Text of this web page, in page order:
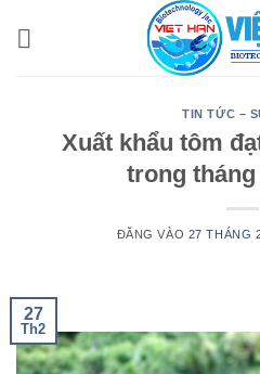
TIN TỨC –
Xuất khẩu tôm
trong
ĐĂNG VÀO 27 THÁNG
27
Th2